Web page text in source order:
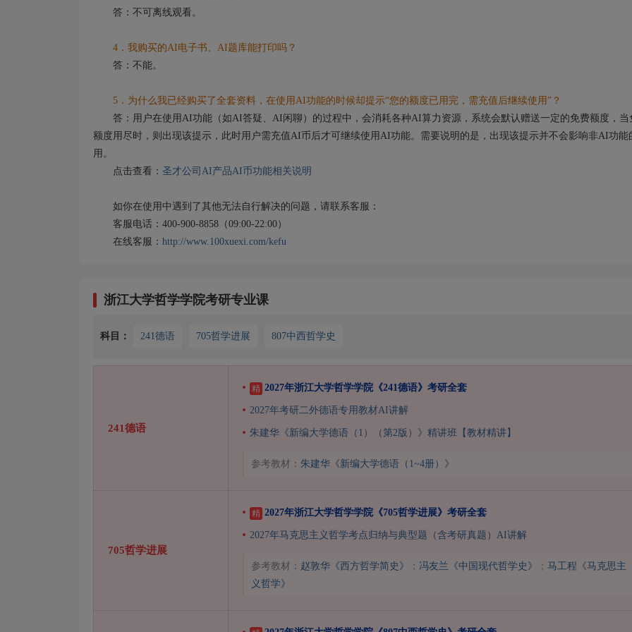
答：不可离线观看。
4．我购买的AI电子书、AI题库能打印吗？
答：不能。
5．为什么我已经购买了全套资料，在使用AI功能的时候却提示“您的额度已用完，需充值后继续使用”？
答：用户在使用AI功能（如AI答疑、AI闲聊）的过程中，会消耗各种AI算力资源，系统会默认赠送一定的免费额度，当
额度用尽时，则出现该提示，此时用户需充值AI币后才可继续使用AI功能。需要说明的是，出现该提示并不会影响非AI功能
用。
点击查看： 圣才公司AI产品AI币功能相关说明
如你在使用中遇到了其他无法自行解决的问题，请联系客服：
客服电话：400-900-8858（09:00-22:00）
在线客服： http://www.100xuexi.com/kefu
浙江大学哲学学院考研专业课
科目： 241德语 705哲学进展 807中西哲学史
241德语
精 2027年浙江大学哲学学院《241德语》考研全套
2027年考研二外德语专用教材AI讲解
朱建华《新编大学德语（1）（第2版）》精讲班【教材精讲】
参考教材： 朱建华《新编大学德语（1~4册）》
705哲学进展
精 2027年浙江大学哲学学院《705哲学进展》考研全套
2027年马克思主义哲学考点归纳与典型题（含考研真题）AI讲解
参考教材： 赵敦华《西方哲学简史》 ； 冯友兰《中国现代哲学史》 ； 马工程《马克思主
义哲学》